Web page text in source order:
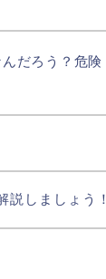
だろう？危険
しましょう！